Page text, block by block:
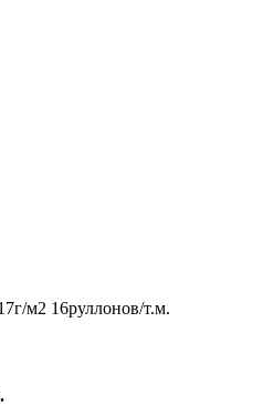
м2 16руллонов/т.м.